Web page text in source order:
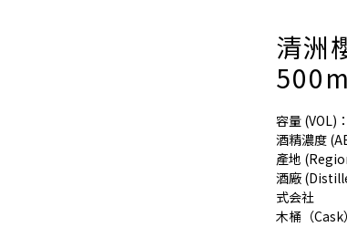
清洲
容量 (VOL)
酒精濃度
產地
酒廠
式会社
木桶（